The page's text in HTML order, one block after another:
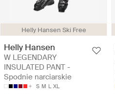
Helly Hansen Ski Free
Helly Hansen
W LEGENDARY
INSULATED PANT -
Spodnie narciarskie
S M L XL